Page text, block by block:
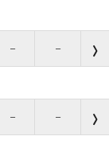
– –
– –